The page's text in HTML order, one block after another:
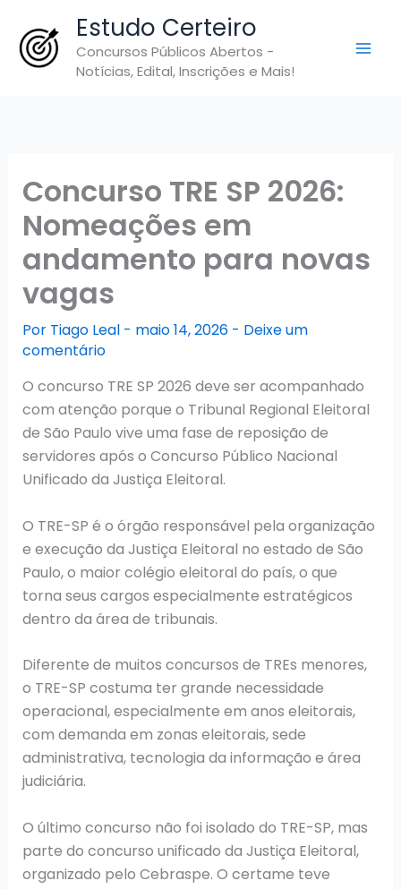
para
Estudo Certeiro
Concursos Públicos Abertos -
Notícias, Edital, Inscrições e Mais!
Concurso TRE SP 2026:
Nomeações em
andamento para novas
vagas
Por Tiago Leal - maio 14, 2026 - Deixe um
comentário
O concurso TRE SP 2026 deve ser acompanhado
com atenção porque o Tribunal Regional Eleitoral
de São Paulo vive uma fase de reposição de
servidores após o Concurso Público Nacional
Unificado da Justiça Eleitoral.
O TRE-SP é o órgão responsável pela organização
e execução da Justiça Eleitoral no estado de São
Paulo, o maior colégio eleitoral do país, o que
torna seus cargos especialmente estratégicos
dentro da área de tribunais.
Diferente de muitos concursos de TREs menores,
o TRE-SP costuma ter grande necessidade
operacional, especialmente em anos eleitorais,
com demanda em zonas eleitorais, sede
administrativa, tecnologia da informação e área
judiciária.
O último concurso não foi isolado do TRE-SP, mas
parte do concurso unificado da Justiça Eleitoral,
organizado pelo Cebraspe. O certame teve